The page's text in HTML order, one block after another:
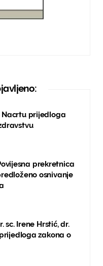
Nacrtu prijedloga
prekretnica
osnivanje
sc. Irene Hrstić, dr.
zakona o